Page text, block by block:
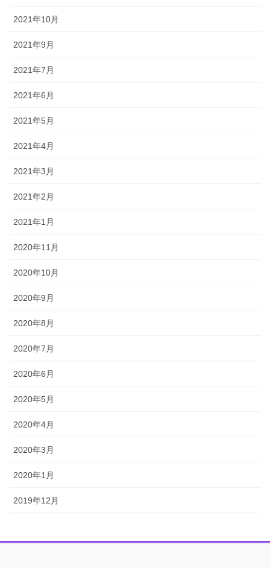
2021年10月
2021年9月
2021年7月
2021年6月
2021年5月
2021年4月
2021年3月
2021年2月
2021年1月
2020年11月
2020年10月
2020年9月
2020年8月
2020年7月
2020年6月
2020年5月
2020年4月
2020年3月
2020年1月
2019年12月